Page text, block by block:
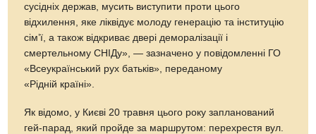
сусідніх держав, мусить виступити проти цього
відхилення, яке ліквідує молоду генерацію та інституцію
сім’ї, а також відкриває двері деморалізації і
смертельному СНІДу», — зазначено у повідомленні ГО
«Всеукраїнський рух батьків», переданому
«Рідній країні».
Як відомо, у Києві 20 травня цього року запланований
гей-парад, який пройде за маршрутом: перехрестя вул.